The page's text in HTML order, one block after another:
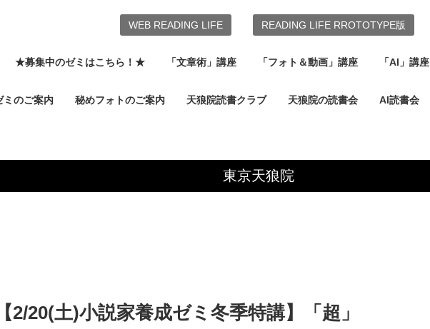
★募集中のゼミはこちら！★ 「文章術」講座 「フォト＆動画」講座 「AI」講座
ミのご案内 秘めフォトのご案内 天狼院読書クラブ 天狼院の読書会 AI読書会
WEB READING LIFE READING LIFE RROTOTYPE版
東京天狼院
2/20(土)小説家養成ゼミ冬季特講】「超」